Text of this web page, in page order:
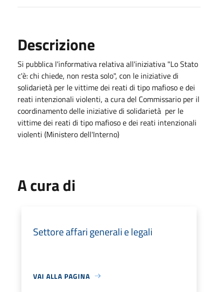
Descrizione
Si pubblica l'informativa relativa all'iniziativa "Lo Stato
c'è: chi chiede, non resta solo", con le iniziative di
solidarietà per le vittime dei reati di tipo mafioso e dei
reati intenzionali violenti, a cura del Commissario per il
coordinamento delle iniziative di solidarietà per le
vittime dei reati di tipo mafioso e dei reati intenzionali
violenti (Ministero dell'Interno)
A cura di
Settore affari generali e legali
VAI ALLA PAGINA